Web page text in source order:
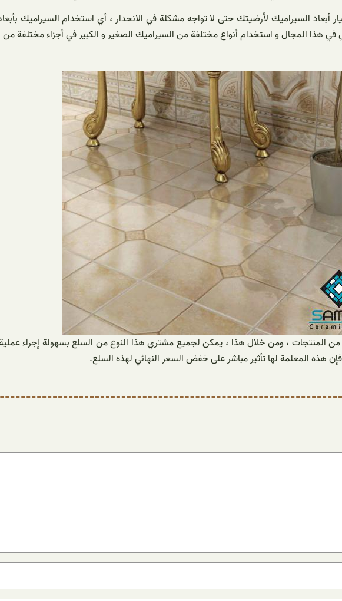
السيراميك لأرضيتك حتى لا تواجه مشكلة في الانحدار ، أي استخدام السيراميك
هذا المجال و استخدام أنواع مختلفة من السيراميك الصغير و الكبير في أجزاء مختلفة من
المنتجات ، ومن خلال هذا ، يمكن لجميع مشتري هذا النوع من السلع بسهولة إجراء عملية
هذه المعلمة لها تأثير مباشر على خفض السعر النهائي لهذه السلع.